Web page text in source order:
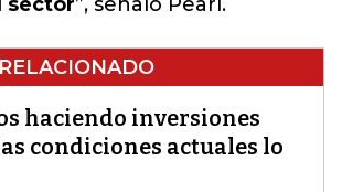
haciendo inversiones
condiciones actuales lo